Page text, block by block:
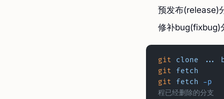
预发布(release)
修补bug(fixbug)
git clone ...
git fetch
git fetch -p
程已经删除的分支